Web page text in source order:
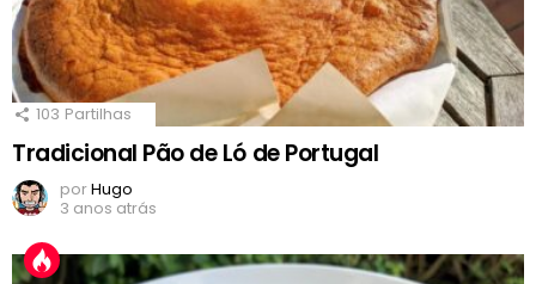
103 Partilhas
Tradicional Pão de Ló de Portugal
porHugo
3 anos atrás